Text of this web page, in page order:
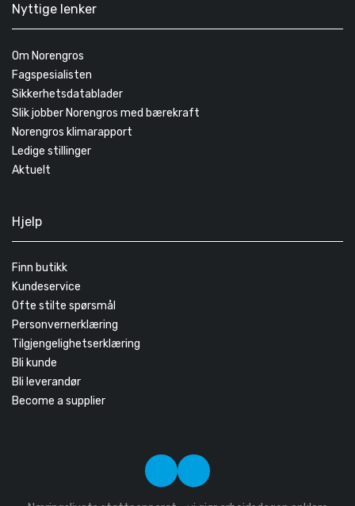
Nyttige lenker
Om Norengros
Fagspesialisten
Sikkerhetsdatablader
Slik jobber Norengros med bærekraft
Norengros klimarapport
Ledige stillinger
Aktuelt
Hjelp
Finn butikk
Kundeservice
Ofte stilte spørsmål
Personvernerklæring
Tilgjengelighetserklæring
Bli kunde
Bli leverandør
Become a supplier